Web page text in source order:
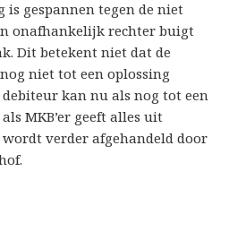
is gespannen tegen de niet
onafhankelijk rechter buigt
Dit betekent niet dat de
niet tot een oplossing
kan nu als nog tot een
MKB’er geeft alles uit
wordt verder afgehandeld door